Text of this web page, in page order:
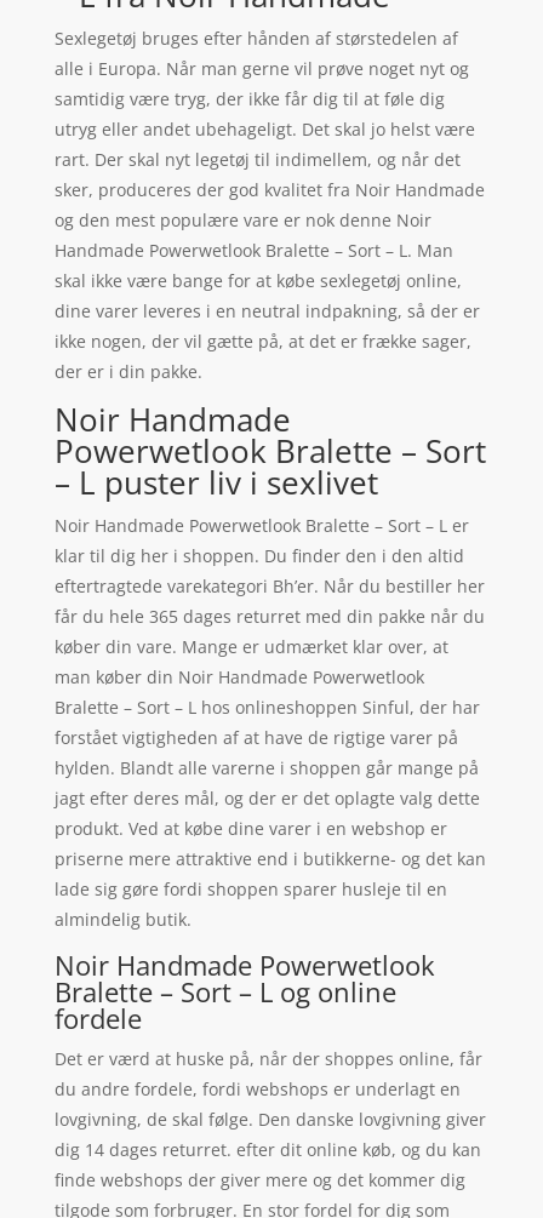
Sexlegetøj bruges efter hånden af størstedelen af
alle i Europa. Når man gerne vil prøve noget nyt og
samtidig være tryg, der ikke får dig til at føle dig
utryg eller andet ubehageligt. Det skal jo helst være
rart. Der skal nyt legetøj til indimellem, og når det
sker, produceres der god kvalitet fra Noir Handmade
og den mest populære vare er nok denne Noir
Handmade Powerwetlook Bralette – Sort – L. Man
skal ikke være bange for at købe sexlegetøj online,
dine varer leveres i en neutral indpakning, så der er
ikke nogen, der vil gætte på, at det er frække sager,
der er i din pakke.
Noir Handmade
Powerwetlook Bralette – Sort
– L puster liv i sexlivet
Noir Handmade Powerwetlook Bralette – Sort – L er
klar til dig her i shoppen. Du finder den i den altid
eftertragtede varekategori Bh’er. Når du bestiller her
får du hele 365 dages returret med din pakke når du
køber din vare. Mange er udmærket klar over, at
man køber din Noir Handmade Powerwetlook
Bralette – Sort – L hos onlineshoppen Sinful, der har
forstået vigtigheden af at have de rigtige varer på
hylden. Blandt alle varerne i shoppen går mange på
jagt efter deres mål, og der er det oplagte valg dette
produkt. Ved at købe dine varer i en webshop er
priserne mere attraktive end i butikkerne- og det kan
lade sig gøre fordi shoppen sparer husleje til en
almindelig butik.
Noir Handmade Powerwetlook
Bralette – Sort – L og online
fordele
Det er værd at huske på, når der shoppes online, får
du andre fordele, fordi webshops er underlagt en
lovgivning, de skal følge. Den danske lovgivning giver
dig 14 dages returret. efter dit online køb, og du kan
finde webshops der giver mere og det kommer dig
tilgode som forbruger. En stor fordel for dig som